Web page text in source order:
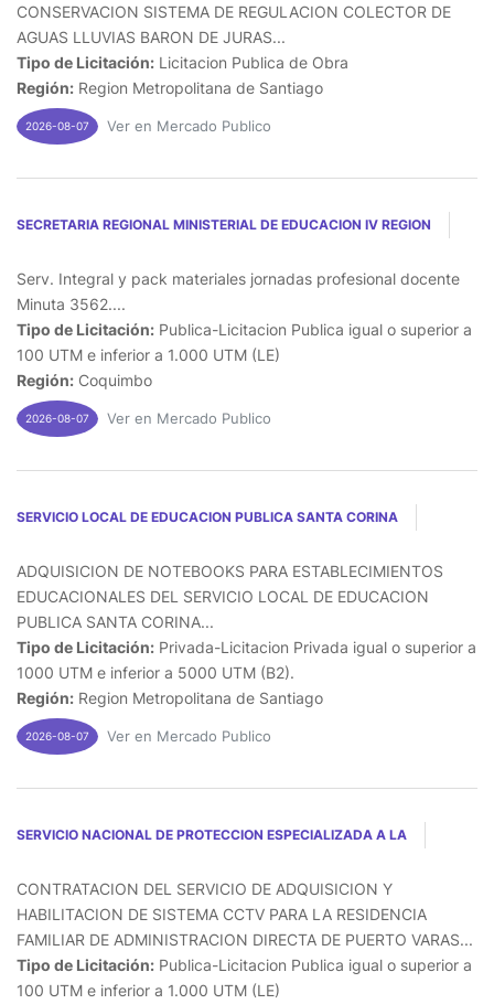
CONSERVACION SISTEMA DE REGULACION COLECTOR DE
AGUAS LLUVIAS BARON DE JURAS...
Tipo de Licitación: Licitacion Publica de Obra
Región: Region Metropolitana de Santiago
2026-08-07 Ver en Mercado Publico
SECRETARIA REGIONAL MINISTERIAL DE EDUCACION IV REGION
Serv. Integral y pack materiales jornadas profesional docente
Minuta 3562....
Tipo de Licitación: Publica-Licitacion Publica igual o superior a
100 UTM e inferior a 1.000 UTM (LE)
Región: Coquimbo
2026-08-07 Ver en Mercado Publico
SERVICIO LOCAL DE EDUCACION PUBLICA SANTA CORINA
ADQUISICION DE NOTEBOOKS PARA ESTABLECIMIENTOS
EDUCACIONALES DEL SERVICIO LOCAL DE EDUCACION
PUBLICA SANTA CORINA...
Tipo de Licitación: Privada-Licitacion Privada igual o superior a
1000 UTM e inferior a 5000 UTM (B2).
Región: Region Metropolitana de Santiago
2026-08-07 Ver en Mercado Publico
SERVICIO NACIONAL DE PROTECCION ESPECIALIZADA A LA
CONTRATACION DEL SERVICIO DE ADQUISICION Y
HABILITACION DE SISTEMA CCTV PARA LA RESIDENCIA
FAMILIAR DE ADMINISTRACION DIRECTA DE PUERTO VARAS...
Tipo de Licitación: Publica-Licitacion Publica igual o superior a
100 UTM e inferior a 1.000 UTM (LE)